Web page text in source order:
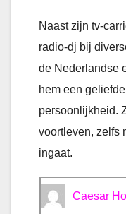
Naast zijn tv-
radio-dj bij
de Nederlandse
hem een
persoonlijkheid.
voortleven, zelfs
ingaat.
Caesar